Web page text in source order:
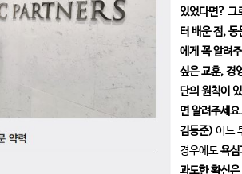
있었다면? 그
터 배운 점, 동
에게 꼭 알려
싶은 교훈, 경
단의 원칙이
면 알려주세요.
김동준) 어느
경우에도욕심
과도한 확신은